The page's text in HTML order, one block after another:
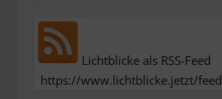
Lichtblicke als RSS-Feed
https://www.lichtblicke.jetzt/feed